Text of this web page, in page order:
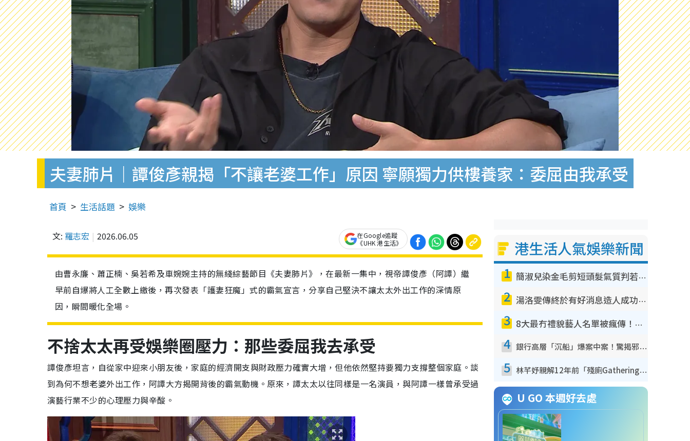
夫妻肺片｜譚俊彥親揭「不讓老婆工作」原因 寧願獨力供樓養家：委屈由我承受
首頁 生活話題 娛樂
文: 羅志宏 2026.06.05
在Google追蹤
《UHK 港生活》
由曹永廉、蕭正楠、吳若希及車婉婉主持的無綫綜藝節目《夫妻肺片》，在最新一集中，視帝譚俊彥（阿譚）繼
早前自爆將人工全數上繳後，再次發表「護妻狂魔」式的霸氣宣言，分享自己堅決不讓太太外出工作的深情原
因，瞬間暖化全場。
不捨太太再受娛樂圈壓力：那些委屈我去承受
譚俊彥坦言，自從家中迎來小朋友後，家庭的經濟開支與財政壓力確實大增，但他依然堅持要獨力支撐整個家庭。談
到為何不想老婆外出工作，阿譚大方揭開背後的霸氣動機。原來，譚太太以往同樣是一名演員，與阿譚一樣曾承受過
演藝行業不少的心理壓力與辛酸。
港生活人氣娛樂新聞
1 簡淑兒染金毛剪短頭髮氣質判若兩人！嚇壞老公麥大力都認唔出：「你做咩事？」
2 湯洛雯傳終於有好消息造人成功！兩大細節曝孕味極濃惹猜測：大肚婆先會咁！
3 8大最冇禮貌藝人名單被瘋傳！網民揭發明星真面目 一致數臭呢位係無品天花板？
4 銀行高層「沉船」爆案中案！驚揭邪教洗腦操控賣淫被吞600萬 幕後黑手講多錯多
5 林芊妤親解12年前「殘廁Gathering」真相！高層解約一句話重創尊嚴至今拒返TVB
U GO 本週好去處